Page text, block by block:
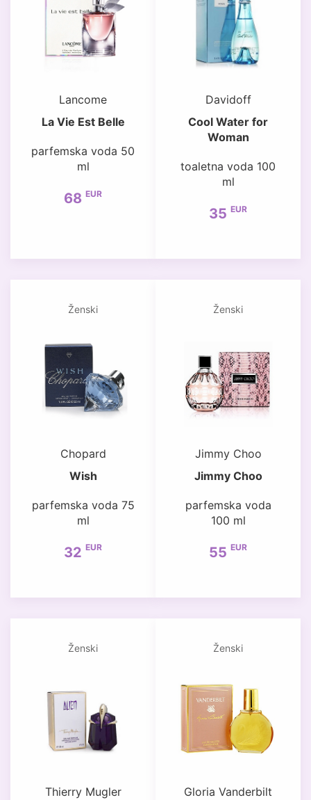
Lancome
La Vie Est Belle
parfemska voda 50
ml
68 EUR
Davidoff
Cool Water for
Woman
toaletna voda 100
ml
35 EUR
Ženski
Chopard
Wish
parfemska voda 75
ml
32 EUR
Ženski
Jimmy Choo
Jimmy Choo
parfemska voda
100 ml
55 EUR
Ženski
Thierry Mugler
Ženski
Gloria Vanderbilt